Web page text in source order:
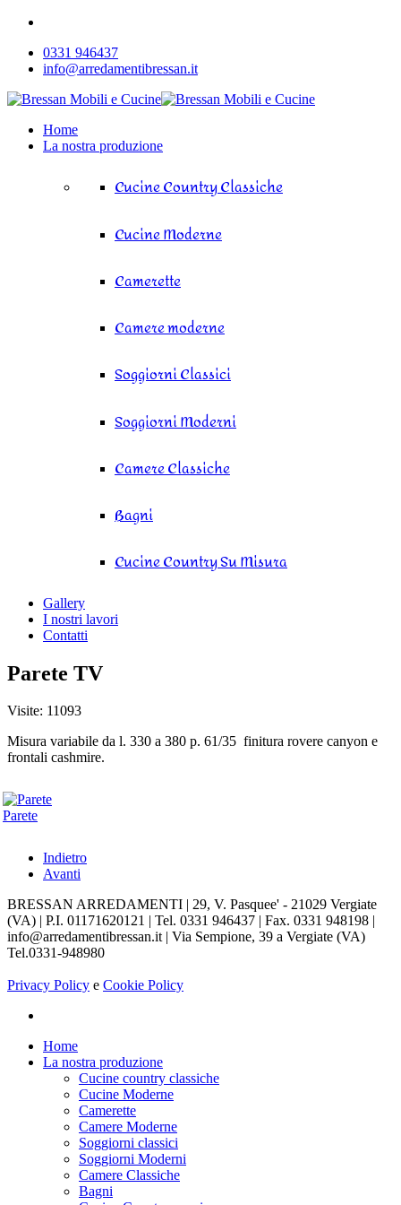
0331 946437
info@arredamentibressan.it
Home
La nostra produzione
Cucine Country Classiche
Cucine Moderne
Camerette
Camere moderne
Soggiorni Classici
Soggiorni Moderni
Camere Classiche
Bagni
Cucine Country Su Misura
Gallery
I nostri lavori
Contatti
Parete TV
Visite: 11093
Misura variabile da l. 330 a 380 p. 61/35 finitura rovere canyon e
frontali cashmire.
Parete
Indietro
Avanti
BRESSAN ARREDAMENTI | 29, V. Pasquee' - 21029 Vergiate
(VA) | P.I. 01171620121 | Tel. 0331 946437 | Fax. 0331 948198 |
info@arredamentibressan.it | Via Sempione, 39 a Vergiate (VA)
Tel.0331-948980
Privacy Policy e Cookie Policy
Home
La nostra produzione
Cucine country classiche
Cucine Moderne
Camerette
Camere Moderne
Soggiorni classici
Soggiorni Moderni
Camere Classiche
Bagni